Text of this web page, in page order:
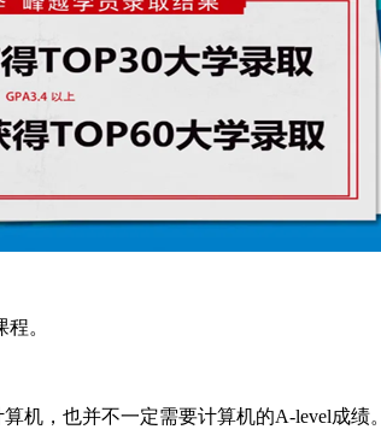
。
机，也并不一定需要计算机的A-level成绩。